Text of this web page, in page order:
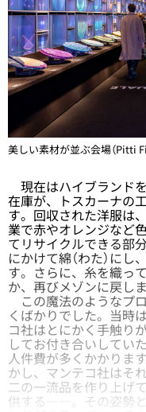
美しい素材が並ぶ会場（Pitti
現在はハイブランド
在庫が、トスカーナの
す。回収された洋服は
業で赤やオレンジなど
てリサイクルできる部
にかけて綿（わた）に
す。さらに、糸を織っ
か、再びメゾンに戻しま
この魔法のようなプ
くばかりでした。当時
コ社はとにかく手触り
してお付き合いしてい
人件費が多くかかりま
かし、マンテコ社はそ
二の一流品を作り上げ
供する――。その姿勢